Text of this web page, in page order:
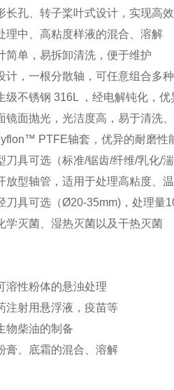
长孔、转子桨叶式设计，实现高
理中、高粘度样液的混合、溶解
简单，易拆卸清洗，便于维护
计，一根分散轴，可任意组合多
级不锈钢 316L ，经电解钝化，
镜面抛光，光洁度高，易于清洗
PTFE轴套，优异的耐磨性
刀具可选（标准/锯齿/纤维/乳化/
放型轴管，适用于处理高粘度、
刀具可选（Ø20-35mm)，处理量
学灭菌、湿热灭菌以及干热灭菌
溶性粉体的悬浊处理
注射用悬浮液，疫苗等
物柴油的制备
膏、底霜的混合、溶解